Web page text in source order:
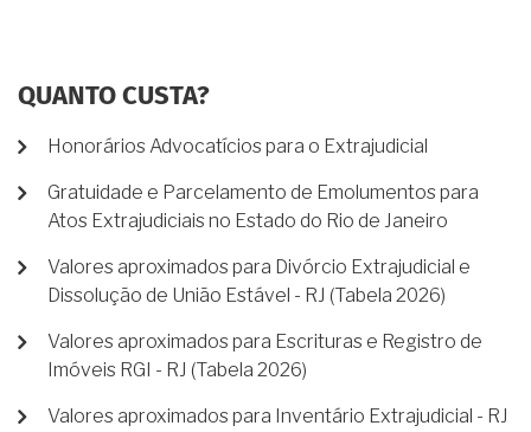
QUANTO CUSTA?
Honorários Advocatícios para o Extrajudicial
Gratuidade e Parcelamento de Emolumentos para
Atos Extrajudiciais no Estado do Rio de Janeiro
Valores aproximados para Divórcio Extrajudicial e
Dissolução de União Estável - RJ (Tabela 2026)
Valores aproximados para Escrituras e Registro de
Imóveis RGI - RJ (Tabela 2026)
Valores aproximados para Inventário Extrajudicial - RJ